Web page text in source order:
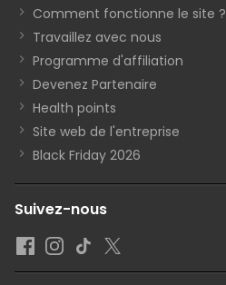
Comment fonctionne le site ?
Travaillez avec nous
Programme d'affiliation
Devenez Partenaire
Health points
Site web de l'entreprise
Black Friday 2026
Suivez-nous